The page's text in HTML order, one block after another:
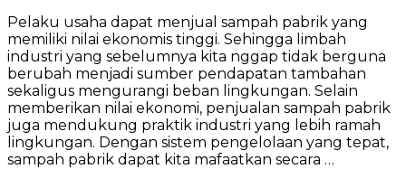
Contoh
Sampah
Pabrik
Yang
Laku
Dijual
Pelaku usaha dapat menjual sampah pabrik yang
memiliki nilai ekonomis tinggi. Sehingga limbah
industri yang sebelumnya kita nggap tidak berguna
berubah menjadi sumber pendapatan tambahan
sekaligus mengurangi beban lingkungan. Selain
memberikan nilai ekonomi, penjualan sampah pabrik
juga mendukung praktik industri yang lebih ramah
lingkungan. Dengan sistem pengelolaan yang tepat,
sampah pabrik dapat kita mafaatkan secara …